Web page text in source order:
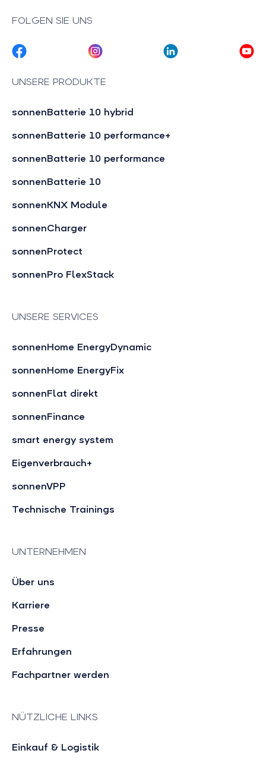
FOLGEN SIE UNS
UNSERE PRODUKTE
sonnenBatterie 10 hybrid
sonnenBatterie 10 performance+
sonnenBatterie 10 performance
sonnenBatterie 10
sonnenKNX Module
sonnenCharger
sonnenProtect
sonnenPro FlexStack
UNSERE SERVICES
sonnenHome EnergyDynamic
sonnenHome EnergyFix
sonnenFlat direkt
sonnenFinance
smart energy system
Eigenverbrauch+
sonnenVPP
Technische Trainings
UNTERNEHMEN
Über uns
Karriere
Presse
Erfahrungen
Fachpartner werden
NÜTZLICHE LINKS
Einkauf & Logistik